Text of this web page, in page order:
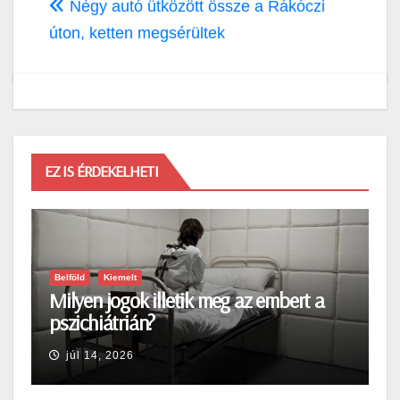
Négy autó ütközött össze a Rákóczi
úton, ketten megsérültek
EZ IS ÉRDEKELHETI
Belföld Kiemelt
Milyen jogok illetik meg az embert a
pszichiátrián?
júl 14, 2026